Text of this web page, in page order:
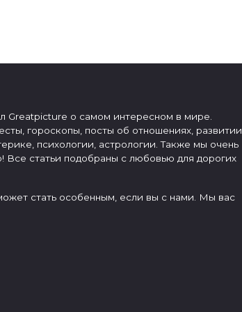
Greatpicture о самом интересном в мире.
гороскопы, посты об отношениях, развитии
психологии, астрологии. Также мы очень
Все статьи подобраны с любовью для дорогих
стать особенным, если вы с нами. Мы вас